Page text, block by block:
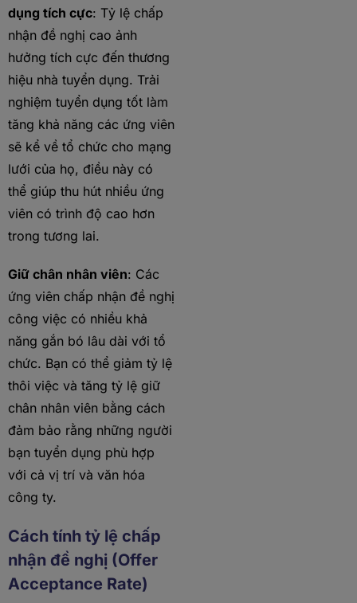
dụng tích cực: Tỷ lệ chấp
nhận đề nghị cao ảnh
hưởng tích cực đến thương
hiệu nhà tuyển dụng. Trải
nghiệm tuyển dụng tốt làm
tăng khả năng các ứng viên
sẽ kể về tổ chức cho mạng
lưới của họ, điều này có
thể giúp thu hút nhiều ứng
viên có trình độ cao hơn
trong tương lai.
Giữ chân nhân viên: Các
ứng viên chấp nhận đề nghị
công việc có nhiều khả
năng gắn bó lâu dài với tổ
chức. Bạn có thể giảm tỷ lệ
thôi việc và tăng tỷ lệ giữ
chân nhân viên bằng cách
đảm bảo rằng những người
bạn tuyển dụng phù hợp
với cả vị trí và văn hóa
công ty.
Cách tính tỷ lệ chấp
nhận đề nghị (Offer
Acceptance Rate)